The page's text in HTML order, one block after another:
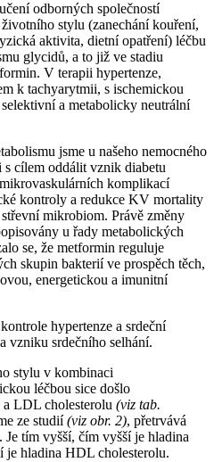
odborných společností
stylu (zanechání kouření,
aktivita, dietní opatření) léčbu
glycidů, a to již ve stadiu
V terapii hypertenze,
k tachyarytmii, s ischemickou
a metabolicky neutrální
jsme u našeho nemocného
cílem oddálit vznik diabetu
komplikací
kontroly a redukce KV mortality
mikrobiom. Právě změny
u řady metabolických
se, že metformin reguluje
skupin bakterií ve prospěch těch,
energetickou a imunitní
hypertenze a srdeční
vzniku srdečního selhání.
stylu v kombinaci
léčbou sice došlo
LDL cholesterolu (viz tab.
ze studií(viz obr. 2), přetrvává
tím vyšší, čím vyšší je hladina
je hladina HDL cholesterolu.